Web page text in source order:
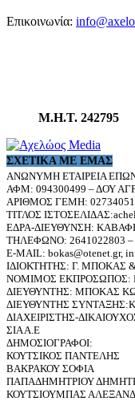
Επικοινωνία:
Μ.Η.Τ. 242795
ΣΧΕΤΙΚΆ ΜΕ ΕΜΆΣ
ΑΝΩΝΥΜΗ ΕΤΑΙΡΕΙΑ
ΑΦΜ: 094300499 – ΔΟΥ
ΑΡΙΘΜΟΣ ΓΕΜΗ:
ΤΙΤΛΟΣ
ΕΔΡΑ-ΔΙΕΥΘΥΝΣΗ:
ΤΗΛΕΦΩΝΟ: 2641022803 –
E-MAIL: bokas@otenet.gr,
ΙΔΙΟΚΤΗΤΗΣ: Γ. ΜΠΟΚΑΣ
ΝΟΜΙΜΟΣ
ΔΙΕΥΘΥΝΤΗΣ: ΜΠΟΚΑΣ
ΔΙΕΥΘΥΝΤΗΣ
ΔΙΑΧΕΙΡΙΣΤΗΣ-
ΣΙΑ Α.Ε
ΔΗΜΟΣΙΟΓΡΑΦΟΙ:
ΚΟΥΤΣΙΚΟΣ ΠΑΝΤΕΛΗΣ
ΒΑΚΡΑΚΟΥ ΣΟΦΙΑ
ΠΑΠΑΔΗΜΗΤΡΙΟΥ
ΚΟΥΤΣΙΟΥΜΠΑΣ